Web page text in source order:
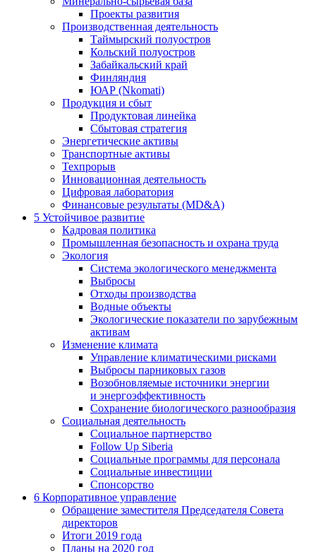
Проекты развития
Производственная деятельность
Таймырский полуостров
Кольский полуостров
Забайкальский край
Финляндия
ЮАР (Nkomati)
Продукция и сбыт
Продуктовая линейка
Сбытовая стратегия
Энергетические активы
Транспортные активы
Техпрорыв
Инновационная деятельность
Цифровая лаборатория
Финансовые результаты (MD&A)
5 Устойчивое развитие
Кадровая политика
Промышленная безопасность и охрана труда
Экология
Система экологического менеджмента
Выбросы
Отходы производства
Водные объекты
Экологические показатели по зарубежным
активам
Изменение климата
Управление климатическими рисками
Выбросы парниковых газов
Возобновляемые источники энергии
и энергоэффективность
Сохранение биологического разнообразия
Социальная деятельность
Социальное партнерство
Follow Up Siberia
Социальные программы для персонала
Социальные инвестиции
Спонсорство
6 Корпоративное управление
Обращение заместителя Председателя Совета
директоров
Итоги 2019 года
Планы на 2020 год